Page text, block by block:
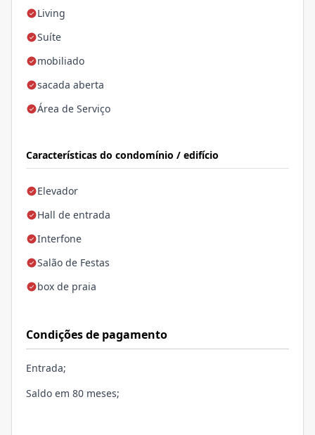
Living
Suíte
mobiliado
sacada aberta
Área de Serviço
Características do condomínio / edifício
Elevador
Hall de entrada
Interfone
Salão de Festas
box de praia
Condições de pagamento
Entrada;
Saldo em 80 meses;